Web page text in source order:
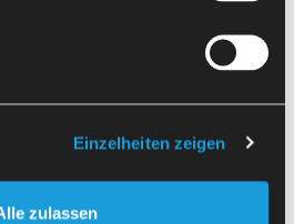
Einzelheiten zeigen
zulassen
zadovoljstvo. MAFU-SHERPA je